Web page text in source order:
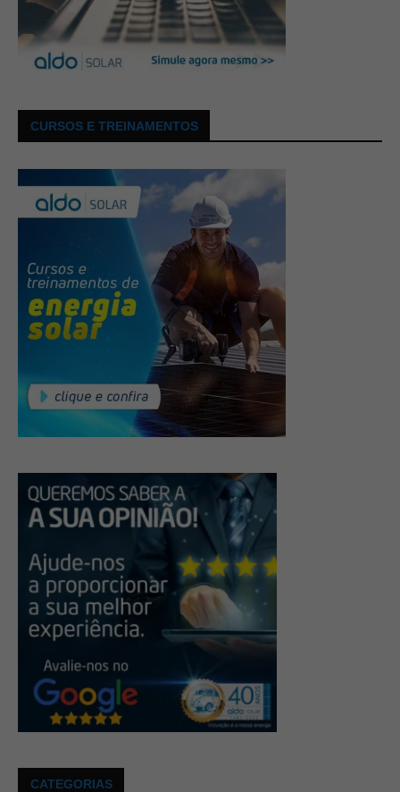
CURSOS E TREINAMENTOS
CATEGORIAS